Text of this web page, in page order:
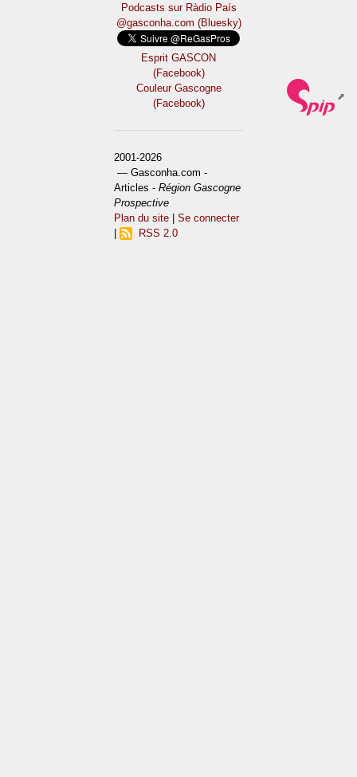
Podcasts sur Ràdio País
@gasconha.com (Bluesky)
Esprit GASCON
(Facebook)
Couleur Gascogne
(Facebook)
2001-2026
— Gasconha.com -
Articles -Région Gascogne
Prospective
Plan du site |Se connecter
RSS 2.0